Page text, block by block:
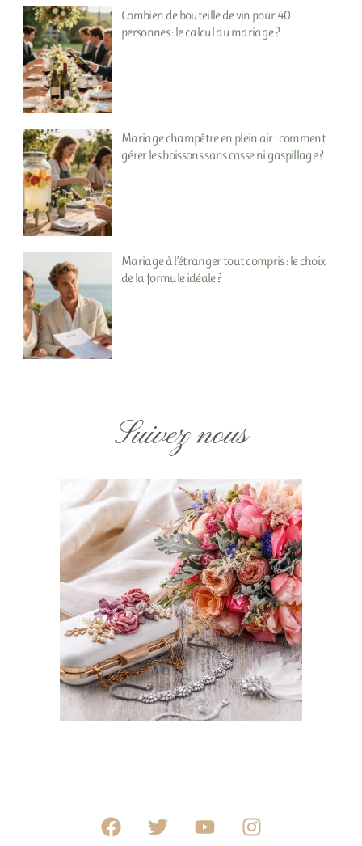
Combien de bouteille de vin pour 40
personnes : le calcul du mariage ?
Mariage champêtre en plein air : comment
gérer les boissons sans casse ni gaspillage ?
Mariage à l’étranger tout compris : le choix
de la formule idéale ?
Suivez nous